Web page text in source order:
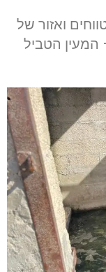
ואזור של
המעין הטביל